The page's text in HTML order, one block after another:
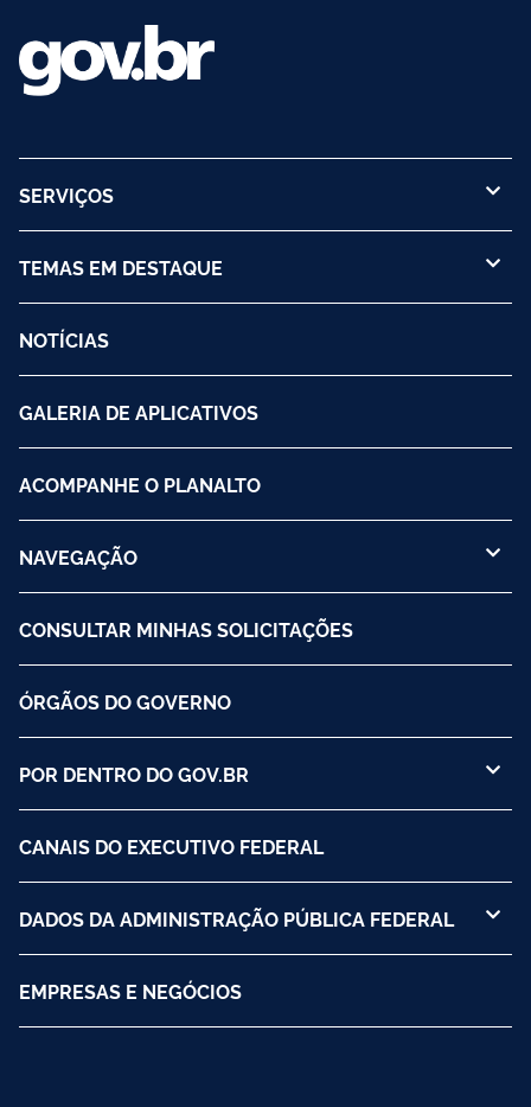
SERVIÇOS
TEMAS EM DESTAQUE
NOTÍCIAS
GALERIA DE APLICATIVOS
ACOMPANHE O PLANALTO
NAVEGAÇÃO
CONSULTAR MINHAS SOLICITAÇÕES
ÓRGÃOS DO GOVERNO
POR DENTRO DO GOV.BR
CANAIS DO EXECUTIVO FEDERAL
DADOS DA ADMINISTRAÇÃO PÚBLICA FEDERAL
EMPRESAS E NEGÓCIOS